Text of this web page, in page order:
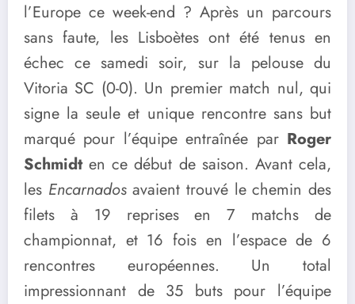
l’Europe ce week-end ? Après un parcours
sans faute, les Lisboètes ont été tenus en
échec ce samedi soir, sur la pelouse du
Vitoria SC (0-0). Un premier match nul, qui
signe la seule et unique rencontre sans but
marqué pour l’équipe entraînée par Roger
Schmidten ce début de saison. Avant cela,
les Encarnadosavaient trouvé le chemin des
filets à 19 reprises en 7 matchs de
championnat, et 16 fois en l’espace de 6
rencontres européennes. Un total
impressionnant de 35 buts pour l’équipe